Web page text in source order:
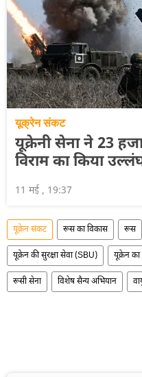
यूक्रेन संकट
यूक्रेनी सेना ने 23
विराम का किया
11 मई , 19:37
यूक्रेन संकट रूस का विकास रूस
यूक्रेन की सुरक्षा सेवा (SBU) यूक्रेन
रूसी सेना विशेष सैन्य अभियान